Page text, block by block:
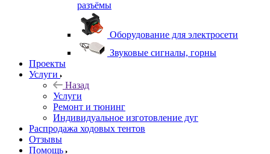
разъёмы
Оборудование для электросети
Звуковые сигналы, горны
Проекты
Услуги
Назад
Услуги
Ремонт и тюнинг
Индивидуальное изготовление дуг
Распродажа ходовых тентов
Отзывы
Помощь